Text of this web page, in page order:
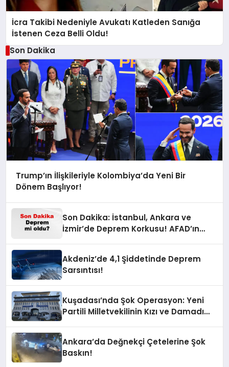
İcra Takibi Nedeniyle Avukatı Katleden Sanığa
İstenen Ceza Belli Oldu!
Son Dakika
Trump’ın İlişkileriyle Kolombiya’da Yeni Bir
Dönem Başlıyor!
Son Dakika: İstanbul, Ankara ve
İzmir’de Deprem Korkusu! AFAD’ın
Akdeniz’de 4,1 Şiddetinde Deprem
Sarsıntısı!
Kuşadası’nda Şok Operasyon: Yeni
Partili Milletvekilinin Kızı ve Damadı
Ankara’da Değnekçi Çetelerine Şok
Baskın!